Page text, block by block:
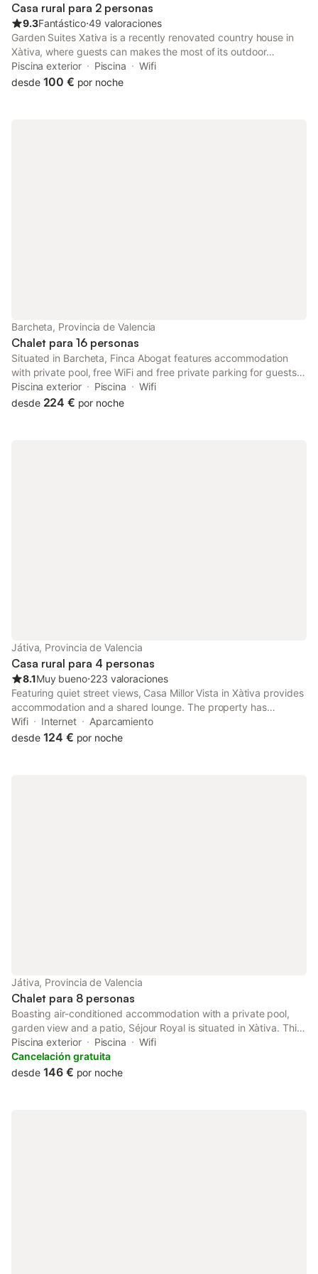
Casa rural para 2 personas
9.3Fantástico⋅49 valoraciones
Garden Suites Xativa is a recently renovated country house in
Xàtiva, where guests can makes the most of its outdoor
swimming pool, garden and shared lounge. This country house
offers air-conditioned accommodation with a terrace.
Piscina exterior Piscina
Wifi
desde 100 € por noche
Barcheta, Provincia de Valencia
Chalet para 16 personas
Situated in Barcheta, Finca Abogat features accommodation
with private pool, free WiFi and free private parking for guests
who drive. With pool views, this accommodation provides a
patio.
Piscina exterior Piscina
Wifi
desde 224 € por noche
Játiva, Provincia de Valencia
Casa rural para 4 personas
8.1Muy bueno⋅223 valoraciones
Featuring quiet street views, Casa Millor Vista in Xàtiva provides
accommodation and a shared lounge. The property has
mountain and city views. Boasting family rooms, this property
also provides guests with a children's playground.
Wifi Internet
Aparcamiento
desde 124 € por noche
Játiva, Provincia de Valencia
Chalet para 8 personas
Boasting air-conditioned accommodation with a private pool,
garden view and a patio, Séjour Royal is situated in Xàtiva. This
villa features a garden. Free WiFi is available throughout the
property and Cullera Lighthouse is 47 km away.
Piscina exterior Piscina
Wifi
Cancelación gratuita
desde 146 € por noche